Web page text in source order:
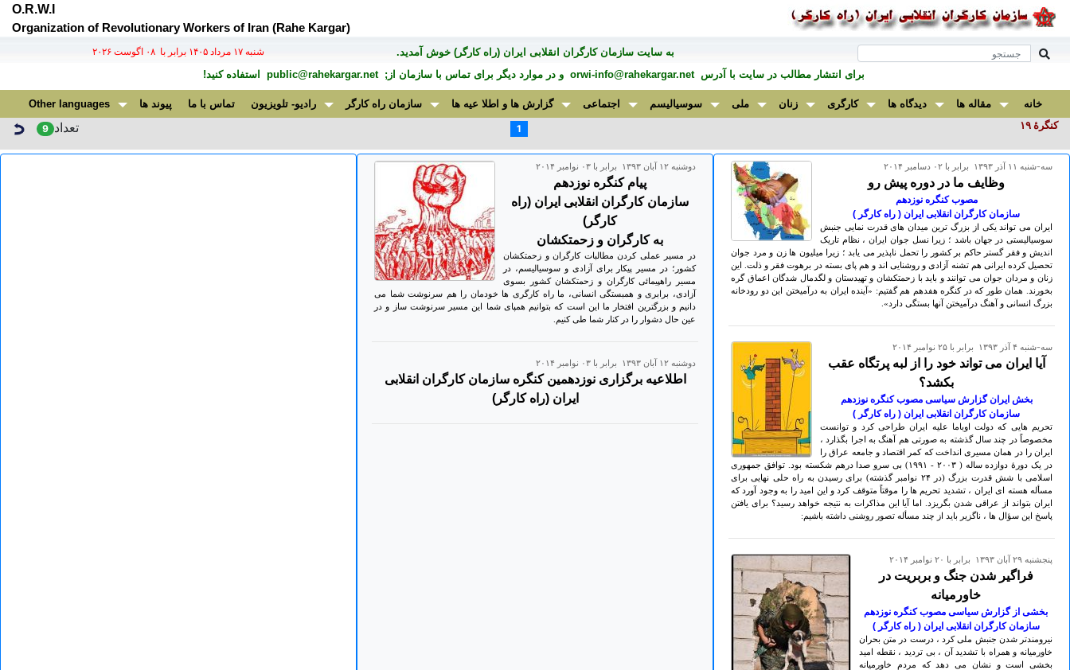
O.R.W.I
Organization of Revolutionary Workers of Iran (Rahe Kargar)
به سايت سازمان کارگران انقلابی ايران (راه کارگر) خوش آمديد. شنبه ۱۷ مرداد ۱۴۰۵ برابر با ۰۸ اگوست ۲۰۲۶
برای انتشار مطالب در سايت با آدرسorwi-info@rahekargar.net و در موارد ديگر برای تماس با سازمان از;public@rahekargar.net استفاده کنید!
خانه مقاله ها دیدگاه ها کارگری زنان ملی سوسیالیسم اجتماعی گزارش ها و اطلا عیه ها سازمان راه کارگر رادیو- تلویزیون تماس با ما پیوند ها Other languages
کنگرۀ ۱۹ 1 تعداد 9
سه-شنبه ۱۱ آذر ۱۳۹۳ برابر با ۰۲ دسامبر ۲۰۱۴
وظایف ما در دوره پیش رو
مصوب کنگره نوزدهم
سازمان کارگران انقلابی ایران ( راه کارگر )
ایران می تواند یکی از بزرگ ترین میدان های قدرت نمایی جنبش
سوسیالیستی در جهان باشد ؛ زیرا نسل جوان ایران ، نظام تاریک
اندیش و فقر گستر حاکم بر کشور را تحمل ناپذیر می یابد ؛ زیرا میلیون ها زن و مرد جوان
تحصیل کرده ایرانی هم تشنه آزادی و روشنایی اند و هم پای بسته در برهوت فقر و ذلت. این
زنان و مردان جوان می توانند و باید با زحمتکشان و تهیدستان و لگدمال شدگان اعماق گره
بخورند. همان طور که در کنگره هفدهم هم گفتیم: «آینده ایران به درآمیختن این دو رودخانه
بزرگ انسانی و آهنگ درآمیختن آنها بستگی دارد».
سه-شنبه ۴ آذر ۱۳۹۳ برابر با ۲۵ نوامبر ۲۰۱۴
آیا ایران می تواند خود را از لبه پرتگاه عقب
بکشد؟
بخش ایران گزارش سیاسی مصوب کنگره نوزدهم
سازمان کارگران انقلابی ایران ( راه کارگر )
تحریم هایی که دولت اوباما علیه ایران طراحی کرد و توانست
مخصوصاً در چند سال گذشته به صورتی هم آهنگ به اجرا بگذارد ،
ایران را در همان مسیری انداخت که کمر اقتصاد و جامعه عراق را
در یک دورۀ دوازده ساله ( ۲٠٠۳ - ۱۹۹۱) بی سرو صدا درهم شکسته بود. توافق جمهوری
اسلامی با شش قدرت بزرگ (در ۲۴ نوامبر گذشته) برای رسیدن به راه حلی نهایی برای
مسأله هسته ای ایران ، تشدید تحریم ها را موقتاً متوقف کرد و این امید را به وجود آورد که
ایران بتواند از عراقی شدن بگریزد. اما آیا این مذاکرات به نتیجه خواهد رسید؟ برای یافتن
پاسخ این سؤال ها ، ناگزیر باید از چند مسأله تصور روشنی داشته باشیم:
پنجشنبه ۲۹ آبان ۱۳۹۳ برابر با ۲۰ نوامبر ۲۰۱۴
فراگیر شدن جنگ و بربریت در
خاورمیانه
بخشی از گزارش سیاسی مصوب کنگره نوزدهم
سازمان کارگران انقلابی ایران ( راه کارگر )
نیرومندتر شدن جنبش ملی کرد ، درست در متن بحران
خاورمیانه و همراه با تشدید آن ، بی تردید ، نقطه امید
بخشی است و نشان می دهد که مردم خاورمیانه
دوشنبه ۱۲ آبان ۱۳۹۳ برابر با ۰۳ نوامبر ۲۰۱۴
پیام کنگره نوزدهم
سازمان کارگران انقلابی ایران (راه
کارگر)
به کارگران و زحمتکشان
در مسیر عملی کردن مطالبات کارگران و زحمتکشان
کشور؛ در مسیر پیکار برای آزادی و سوسیالیسم، در
مسیر راهپیمائی کارگران و زحمتکشان کشور بسوی
آزادی، برابری و همبستگی انسانی، ما راه کارگری ها خودمان را هم سرنوشت شما می
دانیم و بزرگترین افتخار ما این است که بتوانیم همپای شما این مسیر سرنوشت ساز و در
عین حال دشوار را در کنار شما طی کنیم.
دوشنبه ۱۲ آبان ۱۳۹۳ برابر با ۰۳ نوامبر ۲۰۱۴
اطلاعیه برگزاری نوزدهمین کنگره سازمان کارگران انقلابی
ایران (راه کارگر)